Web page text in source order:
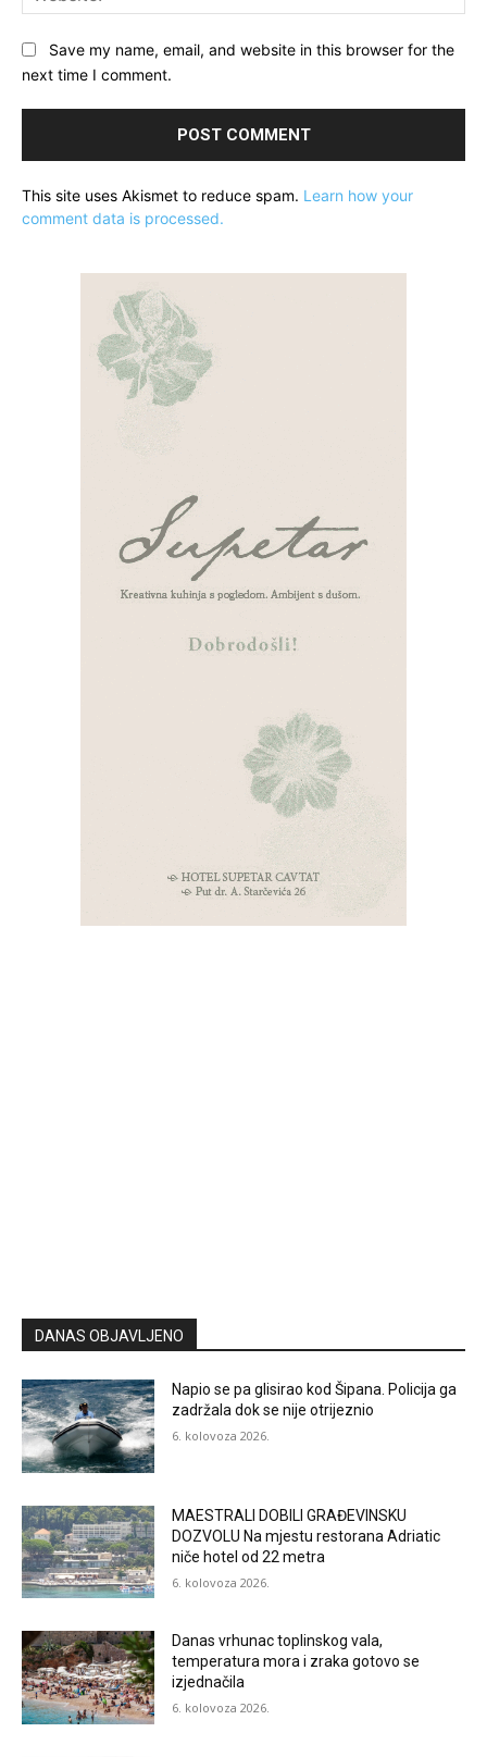
Save my name, email, and website in this browser for the
next time I comment.
This site uses Akismet to reduce spam. Learn how your
comment data is processed.
DANAS OBJAVLJENO
Napio se pa glisirao kod Šipana. Policija ga
zadržala dok se nije otrijeznio
6. kolovoza 2026.
MAESTRALI DOBILI GRAĐEVINSKU
DOZVOLU Na mjestu restorana Adriatic
niče hotel od 22 metra
6. kolovoza 2026.
Danas vrhunac toplinskog vala,
temperatura mora i zraka gotovo se
izjednačila
6. kolovoza 2026.